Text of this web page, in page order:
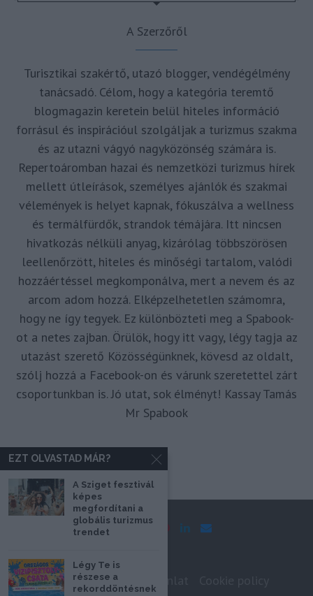
A Szerzőről
Turisztikai szakértő, utazó blogger, vendégélmény
tanácsadó. Célom, hogy a kategória teremtő
blogmagazin keretein belül hiteles információ
forrásul és inspirációul szolgáljak a turizmus szakma
és az utazni vágyó nagyközönség számára is.
Repertoáromban hazai és nemzetközi turizmus hírek
mellett útleírások, személyes ajánlók és szakmai
vélemények is helyet kapnak, fókuszálva a wellness
és termálfürdők, strandok témájára. Itt nincsen
hivatkozás nélküli anyag, kizárólag többszörösen
leellenőrzött, hiteles és minőségi tartalom, valódi
hozzáértéssel megkomponálva, mert a nevem és az
arcom adom hozzá. Elképzelhetetlen számomra,
hogy ne így tegyek. Ez különbözteti meg a Spabook-
ot a netes zajban. Örülök, hogy itt vagy, légy tagja az
utazást szerető Közösségünknek, kövesd az oldalt,
szólj hozzá a Facebook-on és várunk szeretettel zárt
csoportunkban is. Jó utat, sok élményt! Kassay Tamás
Mr Spabook
Impresszum Médiaajánlat
EZT OLVASTAD MÁR?
A Sziget fesztivál
képes
megfordítani a
globális turizmus
trendet
Légy Te is
részese a
rekorddöntésnek